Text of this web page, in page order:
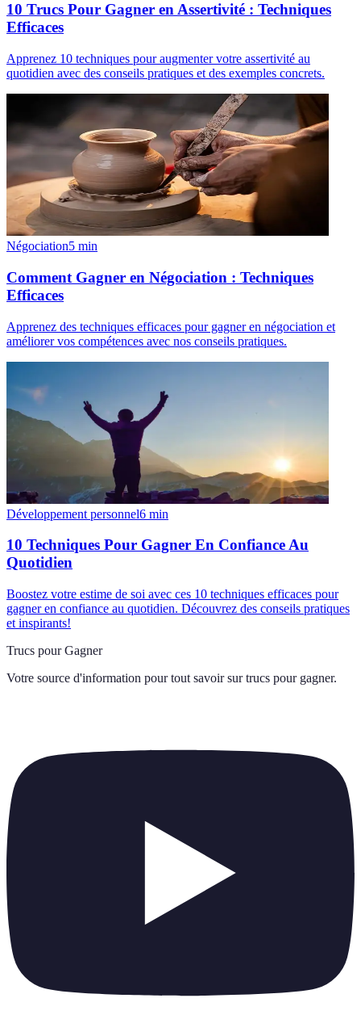
10 Trucs Pour Gagner en Assertivité : Techniques
Efficaces
Apprenez 10 techniques pour augmenter votre assertivité au
quotidien avec des conseils pratiques et des exemples concrets.
Négociation5 min
Comment Gagner en Négociation : Techniques
Efficaces
Apprenez des techniques efficaces pour gagner en négociation et
améliorer vos compétences avec nos conseils pratiques.
Développement personnel6 min
10 Techniques Pour Gagner En Confiance Au
Quotidien
Boostez votre estime de soi avec ces 10 techniques efficaces pour
gagner en confiance au quotidien. Découvrez des conseils pratiques
et inspirants!
Trucs pour Gagner
Votre source d'information pour tout savoir sur trucs pour gagner.